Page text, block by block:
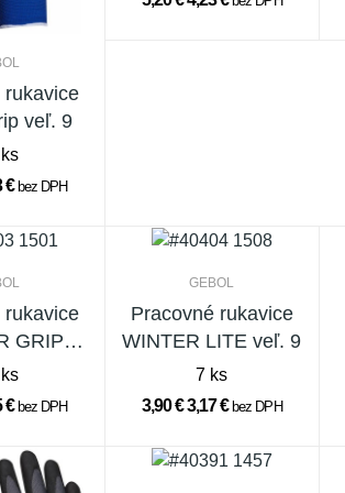
rukavice
veľ. 9
€bez DPH
rukavice
GRIP
€bez DPH
GEBOL
Pracovné rukavice
WINTER LITE veľ. 9
7 ks
3,90 €3,17 €bez DPH